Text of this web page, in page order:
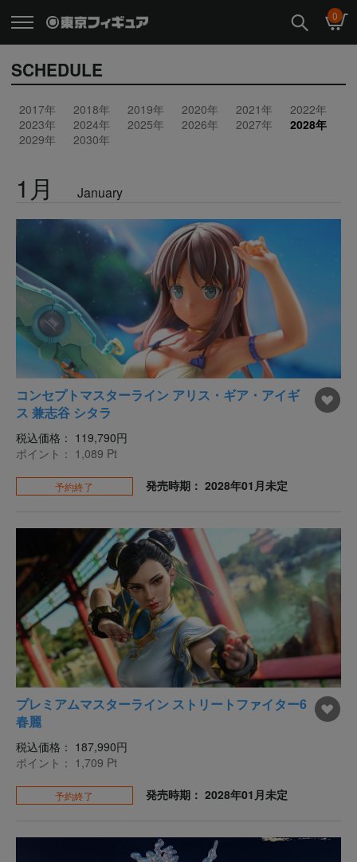
0
SCHEDULE
2017年 2018年 2019年 2020年 2021年
2022年
2023年
2024年 2025年 2026年 2027年
2028年
2029年
2030年
1月 January
コンセプトマスターライン アリス・ギア・アイギ
ス 兼志谷 シタラ
税込価格： 119,790円
ポイント： 1,089 Pt
予約終了 発売時期： 2028年01月未定
プレミアムマスターライン ストリートファイター6
春麗
税込価格： 187,990円
ポイント： 1,709 Pt
予約終了 発売時期： 2028年01月未定